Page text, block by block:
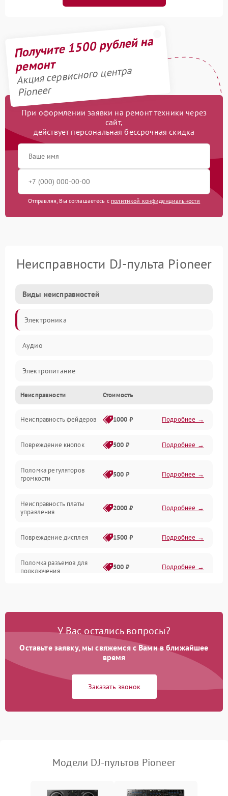
Получите 1500 рублей на
ремонт
Акция сервисного центра
Pioneer
При оформлении заявки на ремонт техники через
сайт,
действует персональная бессрочная скидка
Отправляя, Вы соглашаетесь с политикой конфиденциальности
Неисправности DJ-пульта Pioneer
Виды неисправностей
Электроника
Аудио
Электропитание
Управление
Интерфейсы
Механические повреждения
Механика
Неисправности Стоимость
Неисправность фейдеров 1000 ₽ Подробнее →
Повреждение кнопок 500 ₽ Подробнее →
Поломка регуляторов
громкости
500 ₽ Подробнее →
Неисправность платы
управления
2000 ₽ Подробнее →
Повреждение дисплея 1500 ₽ Подробнее →
Поломка разъемов для
подключения
500 ₽ Подробнее →
Повреждение проводов 500 ₽ Подробнее →
1000 ₽ Подробнее →
1000 ₽
У Вас остались вопросы?
Оставьте заявку, мы свяжемся с Вами в ближайшее
время
Заказать звонок
Модели DJ-пультов Pioneer